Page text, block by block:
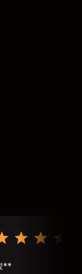
**